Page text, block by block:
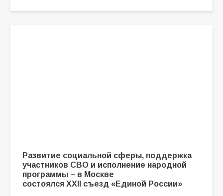
Развитие социальной сферы, поддержка
участников СВО и исполнение народной
программы – в Москве
состоялся XXII съезд «Единой России»